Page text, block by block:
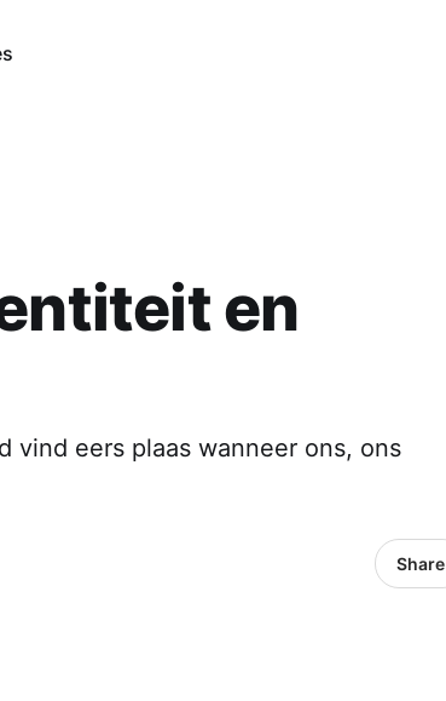
en
vind eers plaas wanneer ons, ons
Share